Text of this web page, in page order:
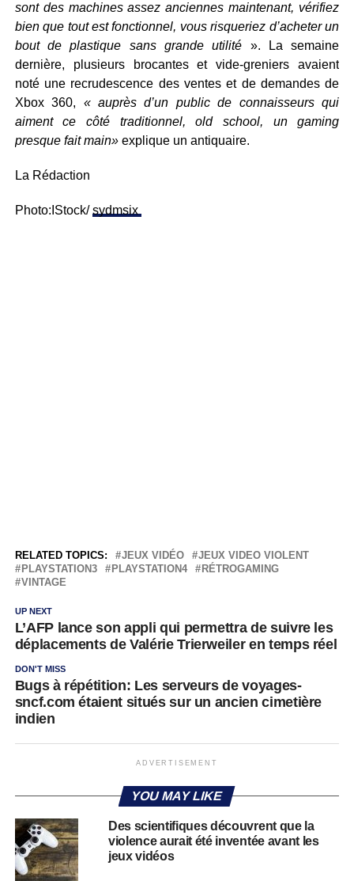
sont des machines assez anciennes maintenant, vérifiez
bien que tout est fonctionnel, vous risqueriez d’acheter un
bout de plastique sans grande utilité ». La semaine
dernière, plusieurs brocantes et vide-greniers avaient
noté une recrudescence des ventes et de demandes de
Xbox 360, « auprès d’un public de connaisseurs qui
aiment ce côté traditionnel, old school, un gaming
presque fait main»explique un antiquaire.
La Rédaction
Photo:IStock/sydmsix
RELATED TOPICS: JEUX VIDÉO
JEUX VIDEO VIOLENT
PLAYSTATION3
PLAYSTATION4
RÉTROGAMING
VINTAGE
UP NEXT
L’AFP lance son appli qui permettra de suivre les
déplacements de Valérie Trierweiler en temps réel
DON'T MISS
Bugs à répétition: Les serveurs de voyages-
sncf.com étaient situés sur un ancien cimetière
indien
ADVERTISEMENT
YOU MAY LIKE
Des scientifiques découvrent que la
violence aurait été inventée avant les
jeux vidéos